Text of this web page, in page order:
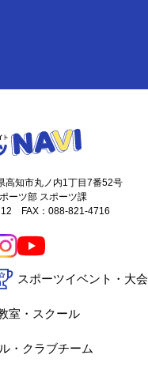
高知市丸ノ内1丁目7番52号
ーツ部 スポーツ課
FAX：088-821-4716
スポーツイベント・大会
室・スクール
・クラブチーム